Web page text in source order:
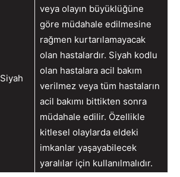
Siyah
veya olayın büyüklüğüne
göre müdahale edilmesine
rağmen kurtarılamayacak
olan hastalardır. Siyah kodlu
olan hastalara acil bakım
verilmez veya tüm hastaların
acil bakımı bittikten sonra
müdahale edilir. Özellikle
kitlesel olaylarda eldeki
imkanlar yaşayabilecek
yaralılar için kullanılmalıdır.